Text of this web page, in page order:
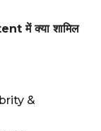
में क्या शामिल
&